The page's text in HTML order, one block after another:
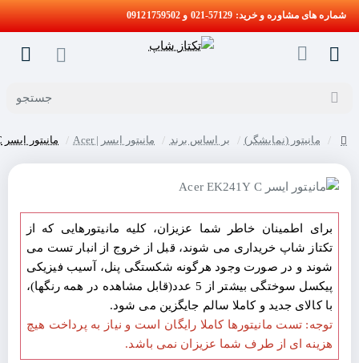
شماره های مشاوره و خرید: 57129-021 و 09121759502
جستجو
مانیتور (نمایشگر) بر اساس برند مانیتور ایسر | Acer مانیتور ایسر Acer EK241Y C
برای اطمینان خاطر شما عزیزان، کلیه مانیتورهایی که از
تکتاز شاپ خریداری می شوند، قبل از خروج از انبار تست می
شوند و در صورت وجود هرگونه شکستگی پنل، آسیب فیزیکی
پیکسل سوختگی بیشتر از 5 عدد(قابل مشاهده در همه رنگها)،
با کالای جدید و کاملا سالم جایگزین می شود.
توجه: تست مانیتورها کاملا رایگان است و نیاز به پرداخت هیچ
هزینه ای از طرف شما عزیزان نمی باشد.